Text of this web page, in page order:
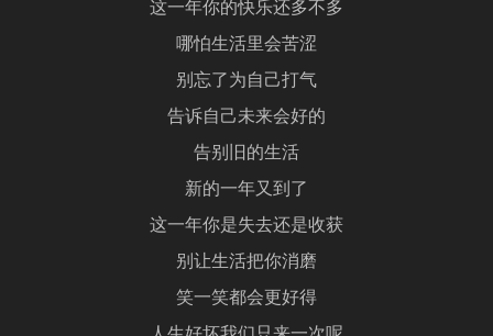
这一年你的快乐还多不多
哪怕生活里会苦涩
别忘了为自己打气
告诉自己未来会好的
告别旧的生活
新的一年又到了
这一年你是失去还是收获
别让生活把你消磨
笑一笑都会更好得